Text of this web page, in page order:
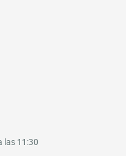
las 11:30